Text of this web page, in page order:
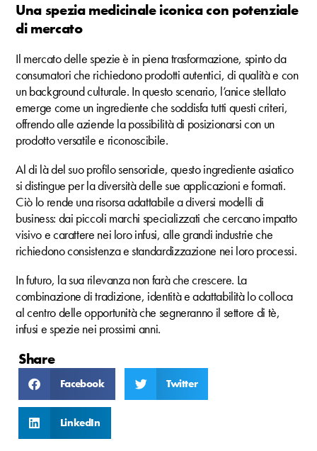
Una spezia medicinale iconica con potenziale
di mercato
Il mercato delle spezie è in piena trasformazione, spinto da
consumatori che richiedono prodotti autentici, di qualità e con
un background culturale. In questo scenario, l’anice stellato
emerge come un ingrediente che soddisfa tutti questi criteri,
offrendo alle aziende la possibilità di posizionarsi con un
prodotto versatile e riconoscibile.
Al di là del suo profilo sensoriale, questo ingrediente asiatico
si distingue per la diversità delle sue applicazioni e formati.
Ciò lo rende una risorsa adattabile a diversi modelli di
business: dai piccoli marchi specializzati che cercano impatto
visivo e carattere nei loro infusi, alle grandi industrie che
richiedono consistenza e standardizzazione nei loro processi.
In futuro, la sua rilevanza non farà che crescere. La
combinazione di tradizione, identità e adattabilità lo colloca
al centro delle opportunità che segneranno il settore di tè,
infusi e spezie nei prossimi anni.
Share
Facebook Twitter
LinkedIn